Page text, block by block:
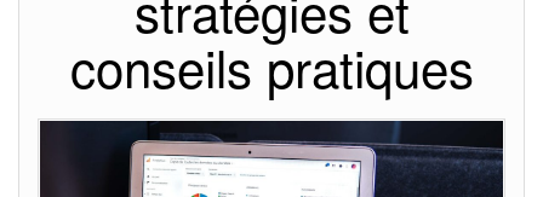
conseils pratiques